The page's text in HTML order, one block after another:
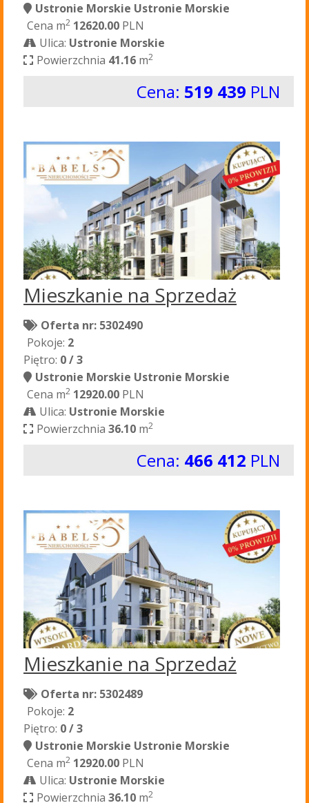
Ustronie Morskie Ustronie Morskie
Cena m2 12620.00 PLN
Ulica: Ustronie Morskie
Powierzchnia 41.16 m2
Cena: 519 439 PLN
Mieszkanie na Sprzedaż
Oferta nr: 5302490
Pokoje: 2
Piętro: 0 / 3
Ustronie Morskie Ustronie Morskie
Cena m2 12920.00 PLN
Ulica: Ustronie Morskie
Powierzchnia36.10 m2
Cena: 466 412 PLN
Mieszkanie na Sprzedaż
Oferta nr: 5302489
Pokoje: 2
Piętro: 0 / 3
Ustronie Morskie Ustronie Morskie
Cena m2 12920.00 PLN
Ulica: Ustronie Morskie
Powierzchnia36.10 m2